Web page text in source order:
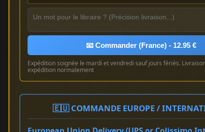
📧 Commander (France) - 12.95 €
Expédition soignée le mardi et vendredi sauf jours fériés.
expédition normalement
🇪🇺 COMMANDE EUROPE /